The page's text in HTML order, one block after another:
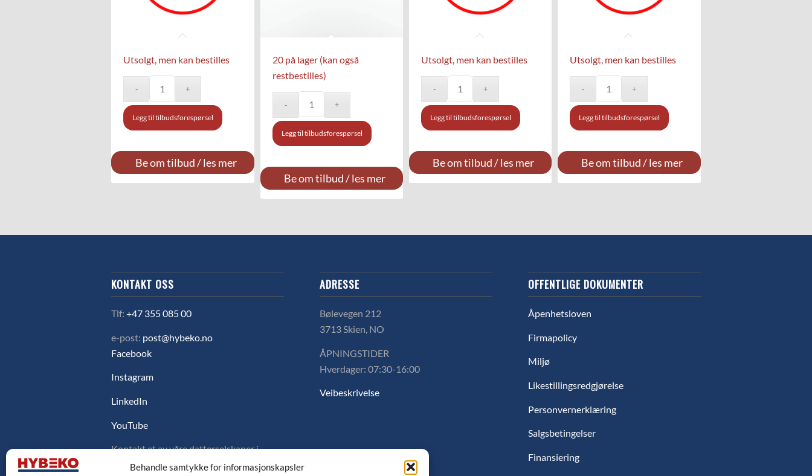
Behandle samtykke for informasjonskapsler
Utsolgt, men kan bestilles
Legg til tilbudsforespørsel
Be om tilbud / les mer
20 på lager (kan også
restbestilles)
Legg til tilbudsforespørsel
Be om tilbud / les mer
Utsolgt, men kan bestilles
Legg til tilbudsforespørsel
Be om tilbud / les mer
Utsolgt, men kan bestilles
Legg til tilbudsforespørsel
Be om tilbud / les mer
KONTAKT OSS
Tlf:+47 355 085 00
e-post: post@hybeko.no
Facebook
Instagram
LinkedIn
YouTube
Kontakt et av våre datterselskaper i
Sverige, Danmark eller Finland ved å
ADRESSE
Bølevegen 212
3713 Skien, NO
ÅPNINGSTIDER
Hverdager: 07:30-16:00
Veibeskrivelse
OFFENTLIGE DOKUMENTER
Åpenhetsloven
Firmapolicy
Miljø
Likestillingsredgjørelse
Personvernerklæring
Salgsbetingelser
Finansiering